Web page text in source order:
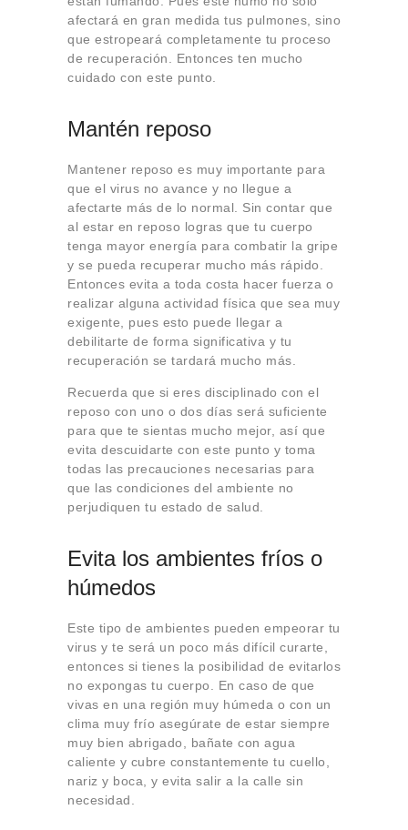
afectará en gran medida tus pulmones, sino
que estropeará completamente tu proceso
de recuperación. Entonces ten mucho
cuidado con este punto.
Mantén reposo
Mantener reposo es muy importante para
que el virus no avance y no llegue a
afectarte más de lo normal. Sin contar que
al estar en reposo logras que tu cuerpo
tenga mayor energía para combatir la gripe
y se pueda recuperar mucho más rápido.
Entonces evita a toda costa hacer fuerza o
realizar alguna actividad física que sea muy
exigente, pues esto puede llegar a
debilitarte de forma significativa y tu
recuperación se tardará mucho más.
Recuerda que si eres disciplinado con el
reposo con uno o dos días será suficiente
para que te sientas mucho mejor, así que
evita descuidarte con este punto y toma
todas las precauciones necesarias para
que las condiciones del ambiente no
perjudiquen tu estado de salud.
Evita los ambientes fríos o
húmedos
Este tipo de ambientes pueden empeorar tu
virus y te será un poco más difícil curarte,
entonces si tienes la posibilidad de evitarlos
no expongas tu cuerpo. En caso de que
vivas en una región muy húmeda o con un
clima muy frío asegúrate de estar siempre
muy bien abrigado, bañate con agua
caliente y cubre constantemente tu cuello,
nariz y boca, y evita salir a la calle sin
necesidad.